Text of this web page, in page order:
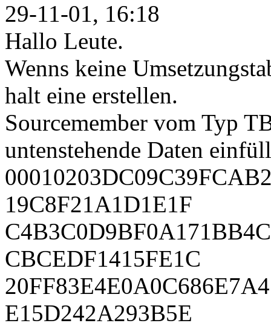
29-11-01, 16:18
Hallo Leute.
Wenns keine
halt eine erstellen.
Sourcemember vom Typ
untenstehende Daten
19C8F21A1D1E1F
CBCEDF1415FE1C
E15D242A293B5E